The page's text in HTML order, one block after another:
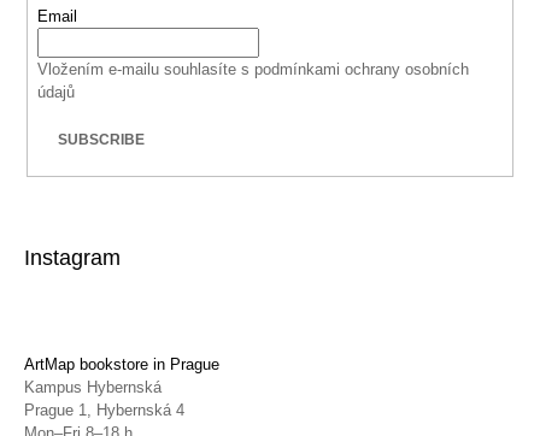
Email
Vložením e-mailu souhlasíte s podmínkami ochrany osobních
údajů
SUBSCRIBE
Instagram
ArtMap bookstore in Prague
Kampus Hybernská
Prague 1, Hybernská 4